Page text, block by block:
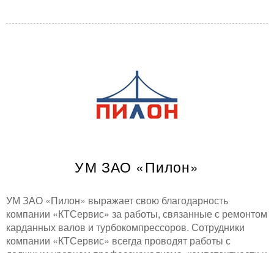
УМ ЗАО «Пилон»
УМ ЗАО «Пилон» выражает свою благодарность
компании «КТСервис» за работы, связанные с ремонтом
карданных валов и турбокомпрессоров. Сотрудники
компании «КТСервис» всегда проводят работы с